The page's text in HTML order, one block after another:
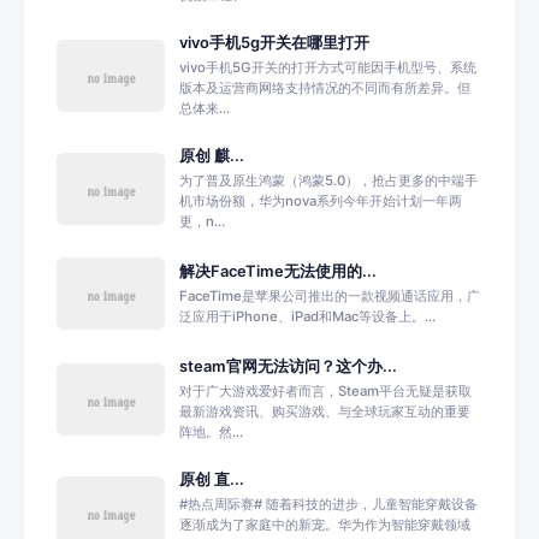
vivo手机5g开关在哪里打开
vivo手机5G开关的打开方式可能因手机型号、系统
版本及运营商网络支持情况的不同而有所差异。但
总体来...
原创 麒...
为了普及原生鸿蒙（鸿蒙5.0），抢占更多的中端手
机市场份额，华为nova系列今年开始计划一年两
更，n...
解决FaceTime无法使用的...
FaceTime是苹果公司推出的一款视频通话应用，广
泛应用于iPhone、iPad和Mac等设备上。...
steam官网无法访问？这个办...
对于广大游戏爱好者而言，Steam平台无疑是获取
最新游戏资讯、购买游戏、与全球玩家互动的重要
阵地。然...
原创 直...
#热点周际赛# 随着科技的进步，儿童智能穿戴设备
逐渐成为了家庭中的新宠。华为作为智能穿戴领域